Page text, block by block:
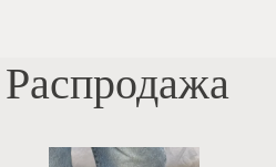
Распродажа